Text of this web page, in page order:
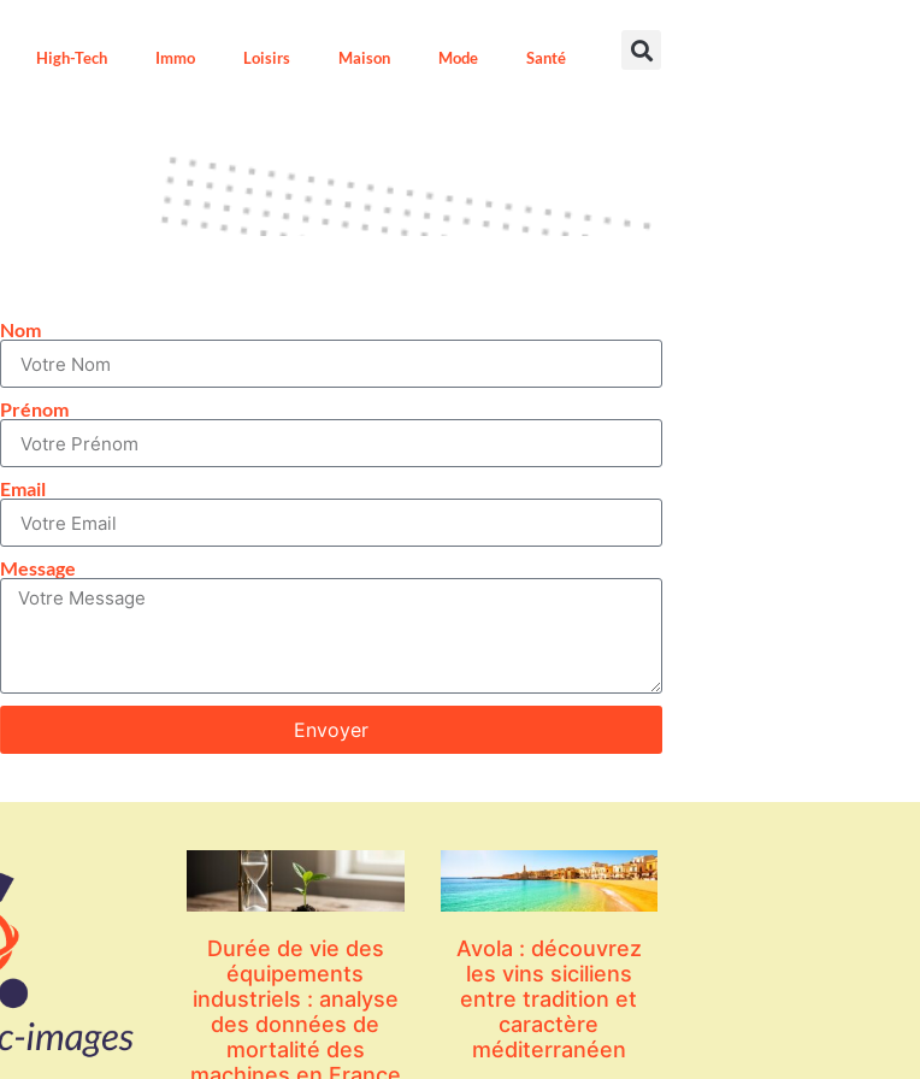
High-Tech Immo Loisirs Maison Mode Santé
Nom
Prénom
Email
Message
Envoyer
Durée de vie des
équipements
industriels : analyse
des données de
mortalité des
Avola : découvrez
les vins siciliens
entre tradition et
caractère
méditerranéen